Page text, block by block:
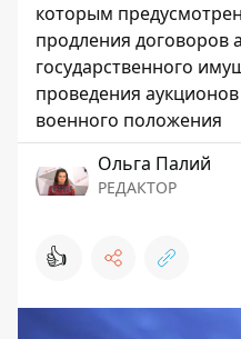
которым
продления договоров
государственного
проведения
военного положения
Ольга Палий
РЕДАКТОР
👍